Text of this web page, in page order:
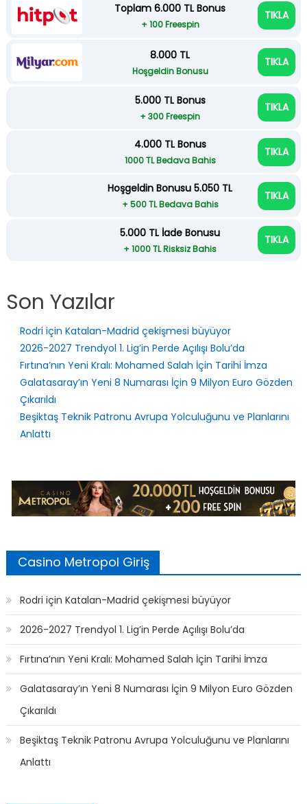
Toplam 6.000 TL Bonus
+ 100 Freespin
TIKLA
8.000 TL
Hoşgeldin Bonusu
TIKLA
5.000 TL Bonus
+ 300 Freespin
TIKLA
4.000 TL Bonus
1000 TL Bedava Bahis
TIKLA
Hoşgeldin Bonusu 5.050 TL
TIKLA
5.000 TL İade Bonusu
TIKLA
Son Yazılar
Rodri için Katalan-Madrid çekişmesi büyüyor
2026-2027 Trendyol 1. Lig’in Perde Açılışı Bolu’da
Fırtına’nın Yeni Kralı: Mohamed Salah İçin Tarihi İmza
Galatasaray’ın Yeni 8 Numarası İçin 9 Milyon Euro Gözden
Çıkarıldı
Beşiktaş Teknik Patronu Avrupa Yolculuğunu ve Planlarını
Casino Metropol Giriş
Rodri için Katalan-Madrid çekişmesi büyüyor
2026-2027 Trendyol 1. Lig’in Perde Açılışı Bolu’da
Fırtına’nın Yeni Kralı: Mohamed Salah İçin Tarihi İmza
Çıkarıldı